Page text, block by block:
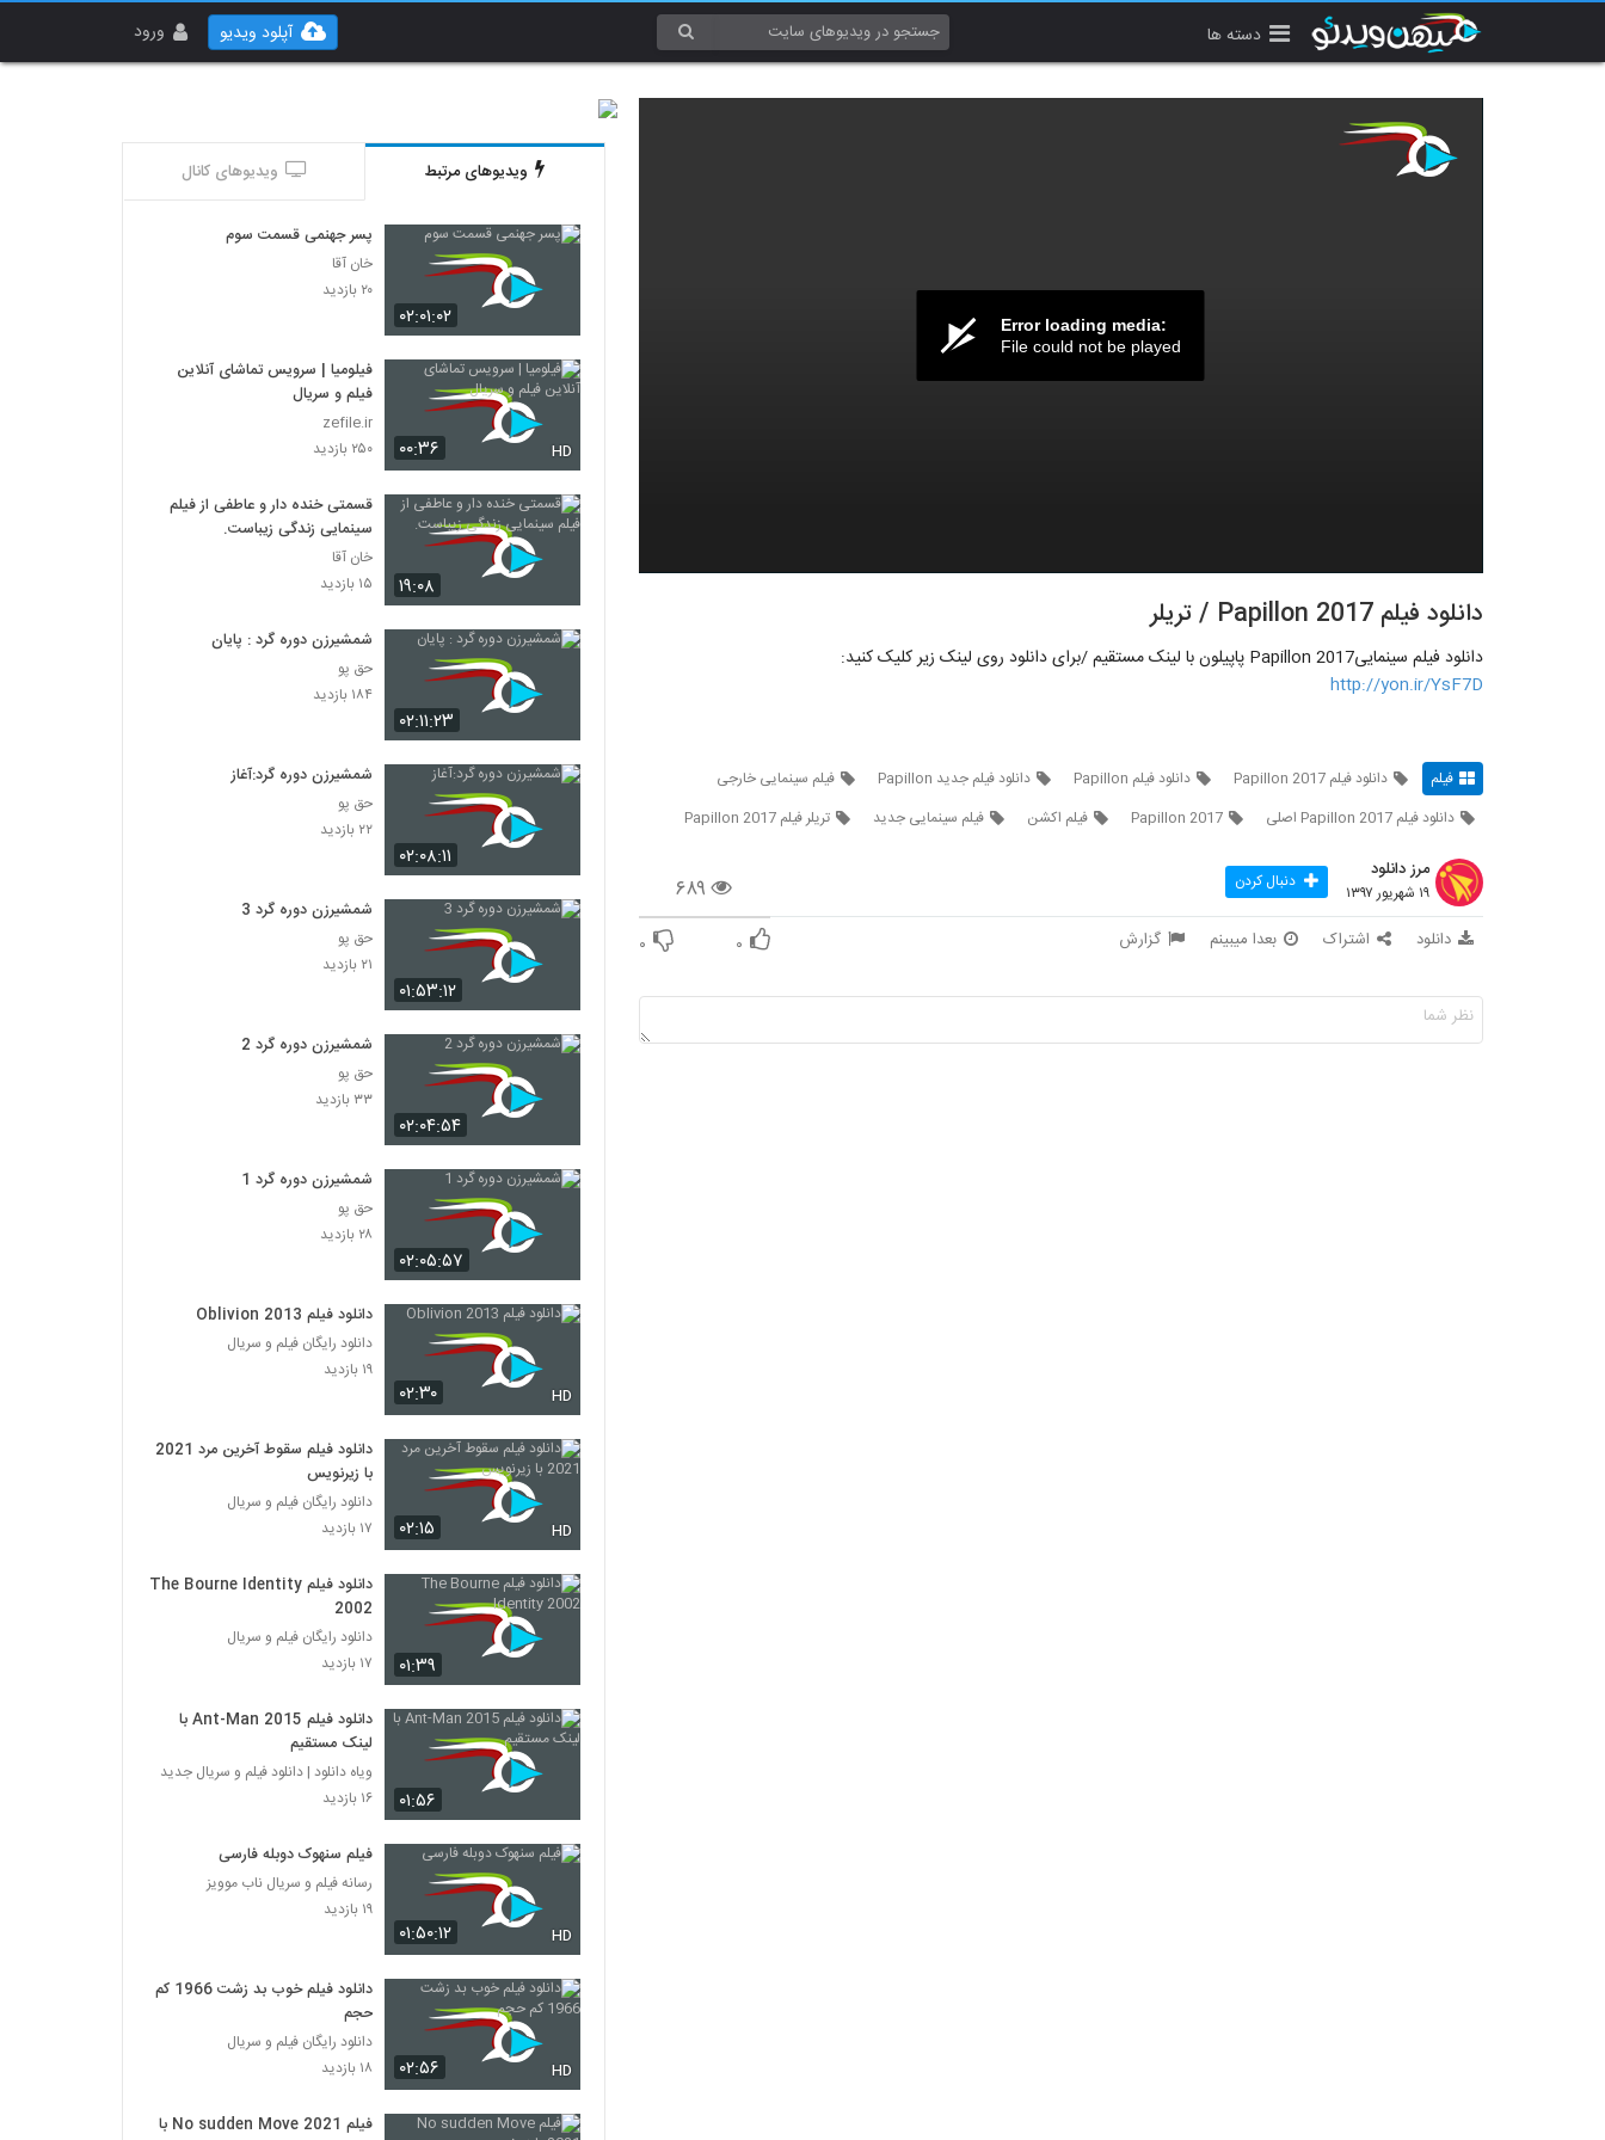
دسته ها ورود آپلود ویدیو
Error loading media:
File could not be played
دانلود فیلم Papillon 2017 / تریلر
دانلود فیلم سینماییPapillon 2017 پاپیلون با لینک مستقیم /برای دانلود روی لینک زیر کلیک کنید:
http://yon.ir/YsF7D
فیلم دانلود فیلم Papillon 2017 دانلود فیلم Papillon دانلود فیلم جدید Papillon
فیلم سینمایی خارجی
دانلود فیلم Papillon 2017 اصلی
Papillon 2017 فیلم اکشن فیلم سینمایی جدید تریلر فیلم Papillon 2017
۶۸۹
مرز دانلود
۱۹ شهریور ۱۳۹۷ دنبال کردن
دانلود اشتراک بعدا میبینم گزارش ۰ ۰
ویدیوهای مرتبط ویدیوهای کانال
۰۲:۰۱:۰۲
پسر جهنمی قسمت سوم
خان آقا
۲۰ بازدید
۰۰:۳۶ HD
فیلومیا | سرویس تماشای آنلاین
فیلم و سریال
zefile.ir
۲۵۰ بازدید
۱۹:۰۸
قسمتی خنده دار و عاطفی از فیلم
سینمایی زندگی زیباست.
خان آقا
۱۵ بازدید
۰۲:۱۱:۲۳
شمشیرزن دوره گرد : پایان
حق پو
۱۸۴ بازدید
۰۲:۰۸:۱۱
شمشیرزن دوره گرد:آغاز
حق پو
۲۲ بازدید
۰۱:۵۳:۱۲
شمشیرزن دوره گرد 3
حق پو
۲۱ بازدید
۰۲:۰۴:۵۴
شمشیرزن دوره گرد 2
حق پو
۳۳ بازدید
۰۲:۰۵:۵۷
شمشیرزن دوره گرد 1
حق پو
۲۸ بازدید
۰۲:۳۰ HD
دانلود فیلم Oblivion 2013
دانلود رایگان فیلم و سریال
۱۹ بازدید
۰۲:۱۵ HD
دانلود فیلم سقوط آخرین مرد 2021
با زیرنویس
دانلود رایگان فیلم و سریال
۱۷ بازدید
۰۱:۳۹
دانلود فیلم The Bourne Identity
2002
دانلود رایگان فیلم و سریال
۱۷ بازدید
۰۱:۵۶
دانلود فیلم Ant-Man 2015 با
لینک مستقیم
ویاه دانلود | دانلود فیلم و سریال جدید
۱۶ بازدید
۰۱:۵۰:۱۲ HD
فیلم سنهوک دوبله فارسی
رسانه فیلم و سریال ناب موویز
۱۹ بازدید
۰۲:۵۶ HD
دانلود فیلم خوب بد زشت 1966 کم
حجم
دانلود رایگان فیلم و سریال
۱۸ بازدید
فیلم No sudden Move 2021 با